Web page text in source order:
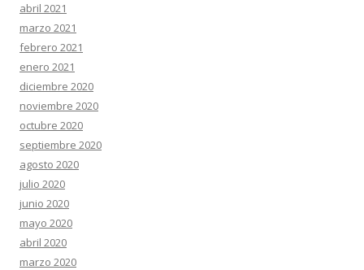
abril 2021
marzo 2021
febrero 2021
enero 2021
diciembre 2020
noviembre 2020
octubre 2020
septiembre 2020
agosto 2020
julio 2020
junio 2020
mayo 2020
abril 2020
marzo 2020